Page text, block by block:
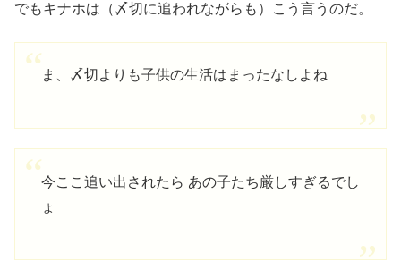
でもキナホは（〆切に追われながらも）こう言うのだ。
ま、〆切よりも子供の生活はまったなしよね
今ここ追い出されたら あの子たち厳しすぎるでし
ょ